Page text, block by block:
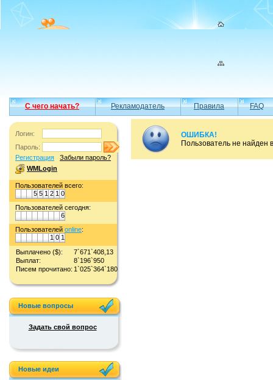
С чего начать? Рекламодатель Правила FAQ
Логин:
Пароль:
Регистрация
Забыли пароль?
WMLogin
Пользователей всего:
5 5 1 2 1 0
Пользователей сегодня:
6
Пользователей online:
1 0 1
Выплачено ($):
7`671`408,13
Выплат:
8`196`950
Писем прочитано: 1`025`364`180
Новые вопросы
Задать свой вопрос
Новые идеи
ОШИБКА!
Пользователь не найден